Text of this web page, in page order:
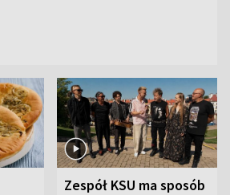
Zespół KSU ma sposób